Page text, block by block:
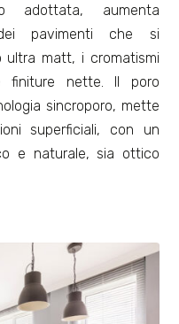
adottata, aumenta
pavimenti che si
ultra matt, i cromatismi
finiture nette. Il poro
sincroporo, mette
superficiali, con un
e naturale, sia ottico